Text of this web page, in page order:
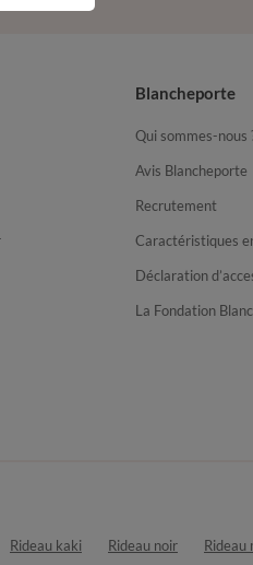
Blancheporte
Qui sommes-nous
Avis Blancheporte
Recrutement
Caractéristiques
Déclaration
La Fondation
Rideau kaki Rideau noir Rideau